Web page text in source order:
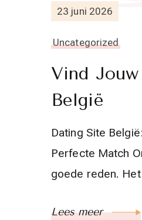
23 juni 2026
Uncategorized
Vind
België
Dating Site
Perfecte Match
goede reden.
Lees meer